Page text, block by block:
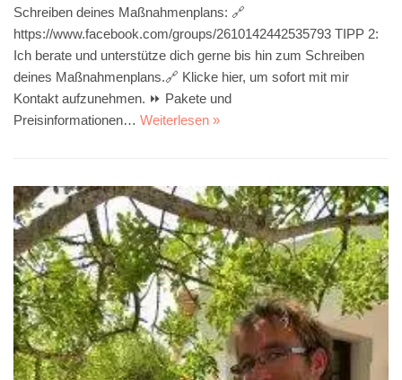
Schreiben deines Maßnahmenplans: 🔗
https://www.facebook.com/groups/2610142442535793 TIPP 2:
Ich berate und unterstütze dich gerne bis hin zum Schreiben
deines Maßnahmenplans.🔗 Klicke hier, um sofort mit mir
Kontakt aufzunehmen. ⏩ Pakete und
Preisinformationen… Weiterlesen »